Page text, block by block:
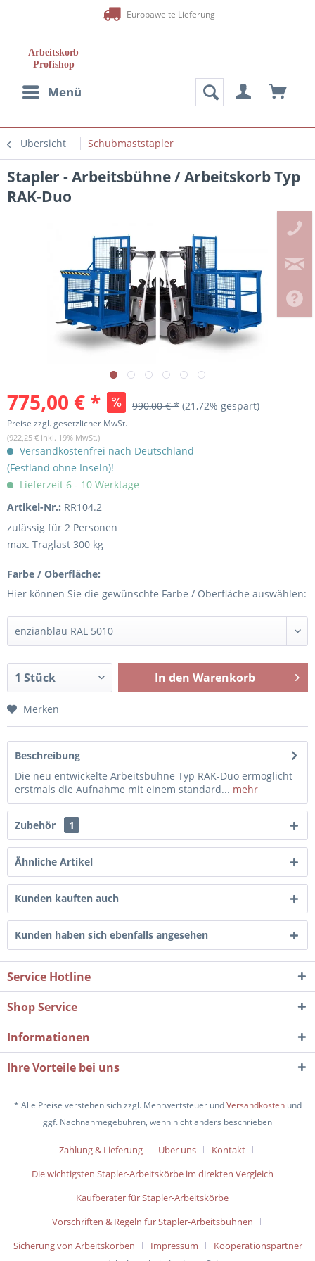
Europaweite Lieferung
Menü
Übersicht Schubmaststapler
Stapler - Arbeitsbühne / Arbeitskorb Typ
RAK-Duo
775,00 € * 990,00 € * (21,72% gespart)
Preise zzgl. gesetzlicher MwSt.
(922,25 € inkl. 19% MwSt.)
Versandkostenfrei nach Deutschland
(Festland ohne Inseln)!
Lieferzeit 6 - 10 Werktage
Artikel-Nr.: RR104.2
zulässig für 2 Personen
max. Traglast 300 kg
Farbe / Oberfläche:
Hier können Sie die gewünschte Farbe / Oberfläche auswählen:
In den Warenkorb
Merken
Beschreibung
Die neu entwickelte Arbeitsbühne Typ RAK-Duo ermöglicht
erstmals die Aufnahme mit einem standard... mehr
Zubehör 1
Ähnliche Artikel
Kunden kauften auch
Kunden haben sich ebenfalls angesehen
Service Hotline
Shop Service
Informationen
Ihre Vorteile bei uns
* Alle Preise verstehen sich zzgl. Mehrwertsteuer undVersandkostenund
ggf. Nachnahmegebühren, wenn nicht anders beschrieben
Zahlung & Lieferung Über uns
Kontakt
Die wichtigsten Stapler-Arbeitskörbe im direkten Vergleich
Kaufberater für Stapler-Arbeitskörbe
Vorschriften & Regeln für Stapler-Arbeitsbühnen
Sicherung von Arbeitskörben
Impressum
Kooperationspartner